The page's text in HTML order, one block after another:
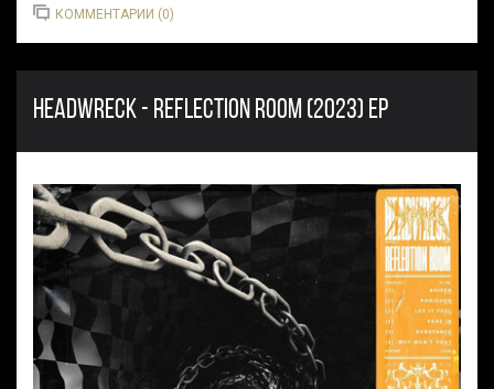
КОММЕНТАРИИ (0)
HEADWRECK - REFLECTION ROOM (2023) EP